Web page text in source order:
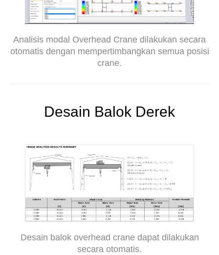
Analisis modal Overhead Crane dilakukan secara
otomatis dengan mempertimbangkan semua posisi
crane.
Desain Balok Derek
Desain balok overhead crane dapat dilakukan
secara otomatis.